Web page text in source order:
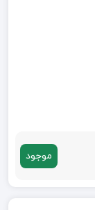
موجود